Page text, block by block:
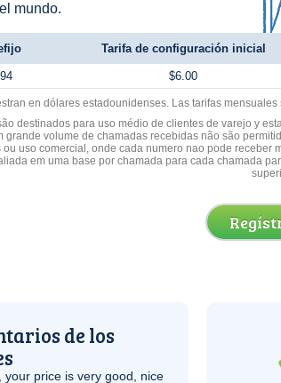
mundo.
Tarifa de configuración inicial
$6.00
en dólares estadounidenses. Las tarifas
destinados para uso médio de clientes de varejo y
grande volume de chamadas recebidas não são
uso comercial, onde cada numero nao pode receber
em uma base por chamada para cada chamada
de los
your price is very good, nice